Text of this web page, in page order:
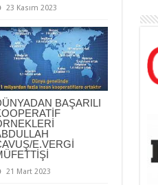
23 Kasım 2023
BAŞARILI
E.VERGİ
21 Mart 2023